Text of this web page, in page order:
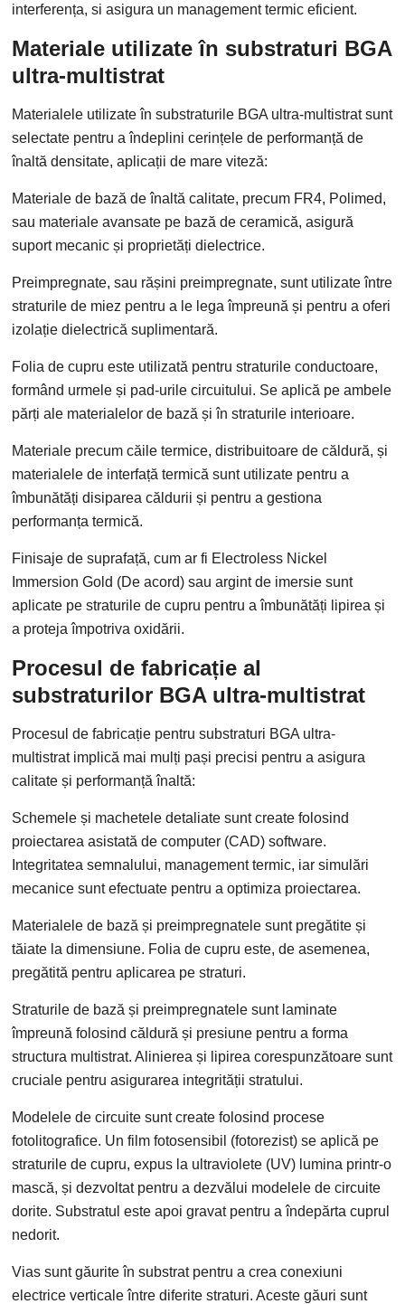
interferența, si asigura un management termic eficient.
Materiale utilizate în substraturi BGA
ultra-multistrat
Materialele utilizate în substraturile BGA ultra-multistrat sunt
selectate pentru a îndeplini cerințele de performanță de
înaltă densitate, aplicații de mare viteză:
Materiale de bază de înaltă calitate, precum FR4, Polimed,
sau materiale avansate pe bază de ceramică, asigură
suport mecanic și proprietăți dielectrice.
Preimpregnate, sau rășini preimpregnate, sunt utilizate între
straturile de miez pentru a le lega împreună și pentru a oferi
izolație dielectrică suplimentară.
Folia de cupru este utilizată pentru straturile conductoare,
formând urmele și pad-urile circuitului. Se aplică pe ambele
părți ale materialelor de bază și în straturile interioare.
Materiale precum căile termice, distribuitoare de căldură, și
materialele de interfață termică sunt utilizate pentru a
îmbunătăți disiparea căldurii și pentru a gestiona
performanța termică.
Finisaje de suprafață, cum ar fi Electroless Nickel
Immersion Gold (De acord) sau argint de imersie sunt
aplicate pe straturile de cupru pentru a îmbunătăți lipirea și
a proteja împotriva oxidării.
Procesul de fabricație al
substraturilor BGA ultra-multistrat
Procesul de fabricație pentru substraturi BGA ultra-
multistrat implică mai mulți pași precisi pentru a asigura
calitate și performanță înaltă:
Schemele și machetele detaliate sunt create folosind
proiectarea asistată de computer (CAD) software.
Integritatea semnalului, management termic, iar simulări
mecanice sunt efectuate pentru a optimiza proiectarea.
Materialele de bază și preimpregnatele sunt pregătite și
tăiate la dimensiune. Folia de cupru este, de asemenea,
pregătită pentru aplicarea pe straturi.
Straturile de bază și preimpregnatele sunt laminate
împreună folosind căldură și presiune pentru a forma
structura multistrat. Alinierea și lipirea corespunzătoare sunt
cruciale pentru asigurarea integrității stratului.
Modelele de circuite sunt create folosind procese
fotolitografice. Un film fotosensibil (fotorezist) se aplică pe
straturile de cupru, expus la ultraviolete (UV) lumina printr-o
mască, și dezvoltat pentru a dezvălui modelele de circuite
dorite. Substratul este apoi gravat pentru a îndepărta cuprul
nedorit.
Vias sunt găurite în substrat pentru a crea conexiuni
electrice verticale între diferite straturi. Aceste găuri sunt